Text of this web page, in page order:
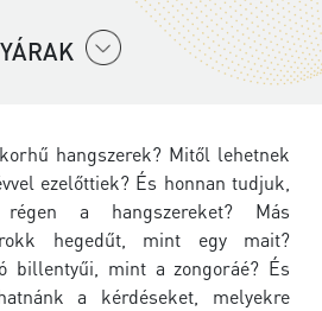
hangszerek? Mitől lehetnek
ezelőttiek? És honnan tudjuk,
a hangszereket? Más
hegedűt, mint egy mait?
billentyűi, mint a zongoráé? És
a kérdéseket, melyekre